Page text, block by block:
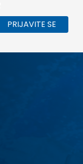
PRIJAVITE SE